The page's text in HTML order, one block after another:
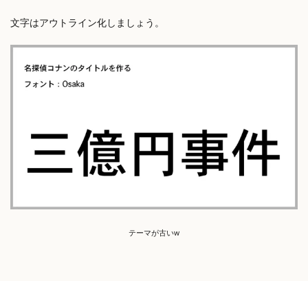
文字はアウトライン化しましょう。
テーマが古いw